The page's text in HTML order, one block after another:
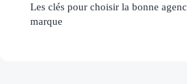
Les clés pour choisir la bonne
marque